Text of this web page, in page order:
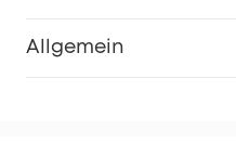
Allgemein